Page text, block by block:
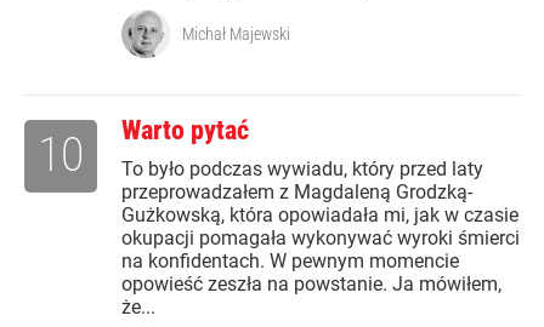
Michał Majewski
Warto pytać
To było podczas wywiadu, który przed laty
przeprowadzałem z Magdaleną Grodzką-
Gużkowską, która opowiadała mi, jak w czasie
okupacji pomagała wykonywać wyroki śmierci
na konfidentach. W pewnym momencie
opowieść zeszła na powstanie. Ja mówiłem,
że...
10